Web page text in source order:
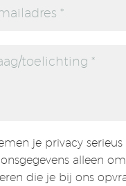
je privacy
alleen
die je bij ons